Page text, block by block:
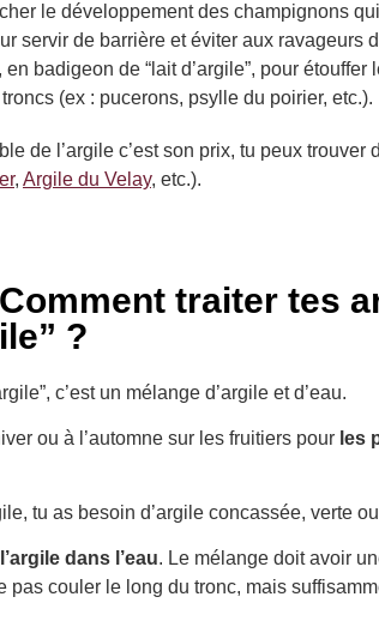
le développement des champignons
servir de barrière et éviter aux ravageurs
, en badigeon de “lait d’argile”, pour
(ex : pucerons, psylle du poirier, etc.).
de l’argile c’est son prix, tu peux trouver
, Argile du Velay, etc.).
traiter tes
?
c’est un mélange d’argile et d’eau.
ou à l’automne sur les fruitiers pour les
tu as besoin d’argile concassée, verte
dans l’eau. Le mélange doit avoir
pas couler le long du tronc, mais